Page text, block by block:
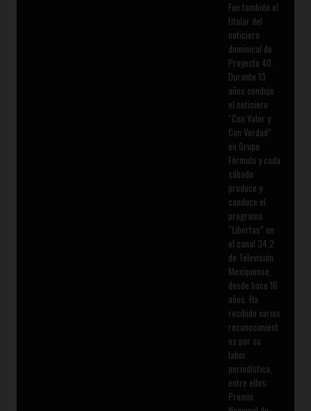
Fue también el
titular del
noticiero
dominical de
Proyecto 40.
Durante 13
años condujo
el noticiero
“Con Valor y
Con Verdad”
en Grupo
Fórmula y cada
sábado
produce y
conduce el
programa
“Libertas” en
el canal 34.2
de Televisión
Mexiquense,
desde hace 16
años. Ha
recibido varios
reconocimient
os por su
labor
periodística,
entre ellos:
Premio